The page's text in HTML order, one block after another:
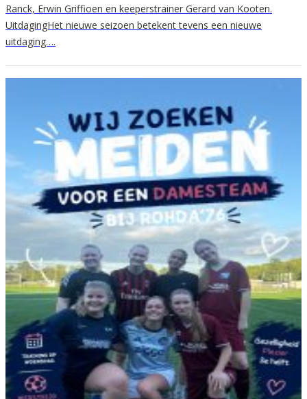
Ranck, Erwin Griffioen en keeperstrainer Gerard van Kooten.
UitdagingHet nieuwe seizoen betekent tevens een nieuwe
uitdaging….